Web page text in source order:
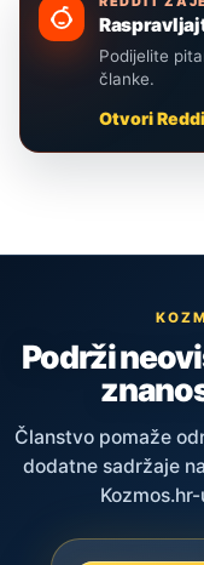
Podijelite
članke.
Otvori
Podrži
Članstvo pomaže
dodatne sadržaje